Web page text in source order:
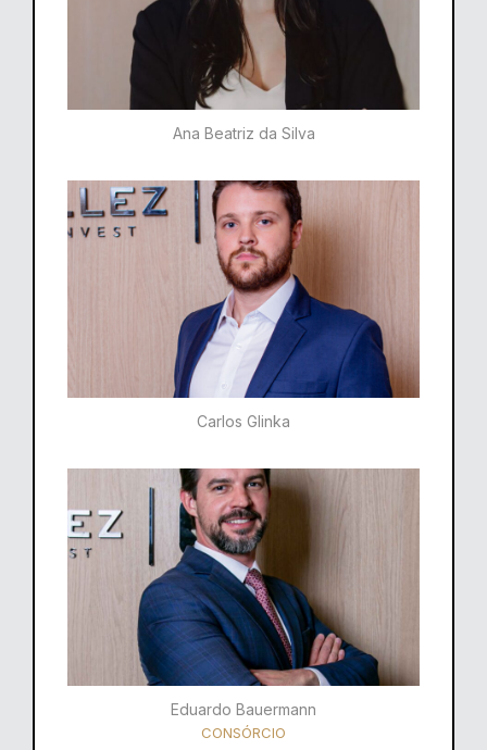
Ana Beatriz da Silva
Carlos Glinka
Eduardo Bauermann
CONSÓRCIO